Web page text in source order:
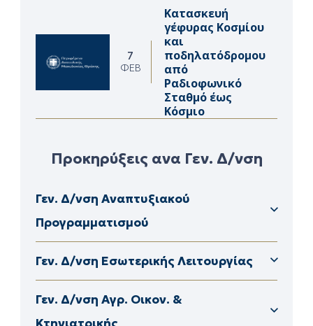
7
ΦΕΒ
Κατασκευή
γέφυρας Κοσμίου
και
ποδηλατόδρομου
από
Ραδιοφωνικό
Σταθμό έως
Κόσμιο
Προκηρύξεις ανα Γεν. Δ/νση
Γεν. Δ/νση Αναπτυξιακού
Προγραμματισμού
Γεν. Δ/νση Εσωτερικής Λειτουργίας
Γεν. Δ/νση Αγρ. Οικον. &